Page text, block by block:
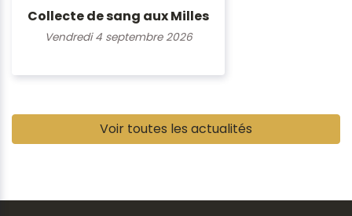
Collecte de sang aux Milles
Vendredi 4 septembre 2026
Voir toutes les actualités